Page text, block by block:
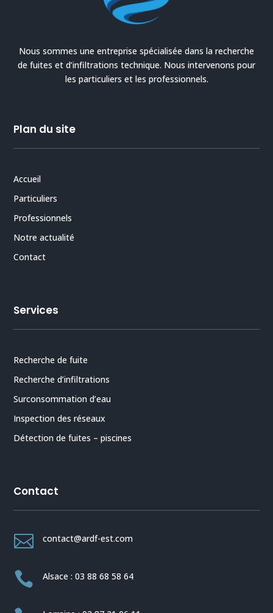
Nous sommes une entreprise spécialisée dans la recherche
de fuites et d’infiltrations technique. Nous intervenons pour
les particuliers et les professionnels.
Plan du site
Accueil
Particuliers
Professionnels
Notre actualité
Contact
Services
Recherche de fuite
Recherche d’infiltrations
Surconsommation d’eau
Inspection des réseaux
Détection de fuites – piscines
Contact
 contact@ardf-est.com
 Alsace : 03 88 68 58 64